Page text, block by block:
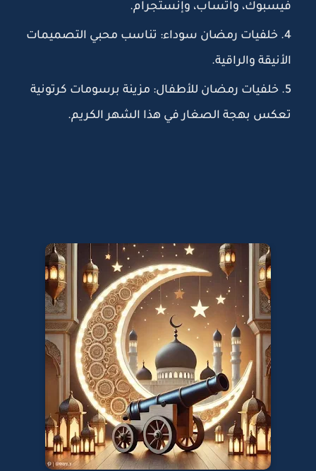
فيسبوك، واتساب، وإنستجرام.
خلفيات رمضان سوداء: تناسب محبي التصميمات
الأنيقة والراقية.
خلفيات رمضان للأطفال: مزينة برسومات كرتونية
تعكس بهجة الصغار في هذا الشهر الكريم.